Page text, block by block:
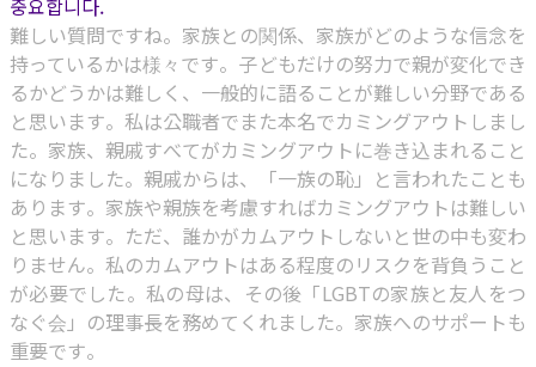
중요합니다.
難しい質問ですね。家族との関係、家族がどのような信念を
持っているかは様々です。子どもだけの努力で親が変化でき
るかどうかは難しく、一般的に語ることが難しい分野である
と思います。私は公職者でまた本名でカミングアウトしまし
た。家族、親戚すべてがカミングアウトに巻き込まれること
になりました。親戚からは、「一族の恥」と言われたことも
あります。家族や親族を考慮すればカミングアウトは難しい
と思います。ただ、誰かがカムアウトしないと世の中も変わ
りません。私のカムアウトはある程度のリスクを背負うこと
が必要でした。私の母は、その後「LGBTの家族と友人をつ
なぐ会」の理事長を務めてくれました。家族へのサポートも
重要です。